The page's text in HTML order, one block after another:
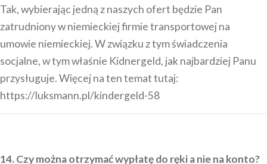
Tak, wybierając jedną z naszych ofert będzie Pan
zatrudniony w niemieckiej firmie transportowej na
umowie niemieckiej. W związku z tym świadczenia
socjalne, w tym właśnie Kidnergeld, jak najbardziej Panu
przysługuje. Więcej na ten temat tutaj:
https://luksmann.pl/kindergeld-58
14. Czy można otrzymać wypłatę do ręki a nie na konto?